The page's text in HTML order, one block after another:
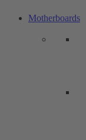
Motherboards